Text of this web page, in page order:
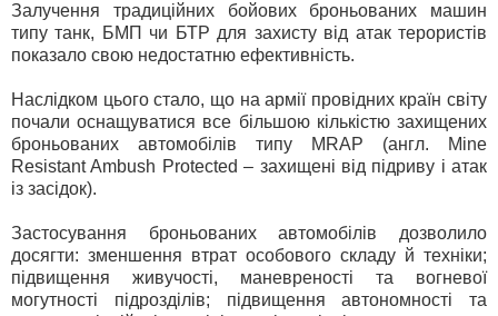
Залучення традиційних бойових броньованих машин
типу танк, БМП чи БТР для захисту від атак терористів
показало свою недостатню ефективність.
Наслідком цього стало, що на армії провідних країн світу
почали оснащуватися все більшою кількістю захищених
броньованих автомобілів типу MRAP (англ. Mine
Resistant Ambush Protected – захищені від підриву і атак
із засідок).
Застосування броньованих автомобілів дозволило
досягти: зменшення втрат особового складу й техніки;
підвищення живучості, маневреності та вогневої
могутності підрозділів; підвищення автономності та